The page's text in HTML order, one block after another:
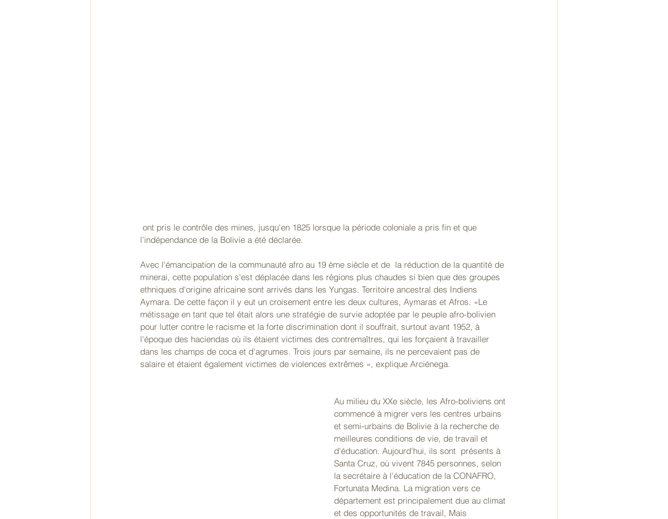
l’indépendance de la Bolivie a été déclarée.
Avec l'émancipation de la communauté afro au 19 ème siècle et de  la réduction de la quantité de
minerai, cette population s'est déplacée dans les régions plus chaudes si bien que des groupes
ethniques d'origine africaine sont arrivés dans les Yungas. Territoire ancestral des Indiens
Aymara. De cette façon il y eut un croisement entre les deux cultures, Aymaras et Afros. «Le
métissage en tant que tel était alors une stratégie de survie adoptée par le peuple afro-bolivien
pour lutter contre le racisme et la forte discrimination dont il souffrait, surtout avant 1952, à
l'époque des haciendas où ils étaient victimes des contremaîtres, qui les forçaient à travailler
dans les champs de coca et d'agrumes. Trois jours par semaine, ils ne percevaient pas de
salaire et étaient également victimes de violences extrêmes », explique Arciénega.
Au milieu du XXe siècle, les Afro-boliviens ont
commencé à migrer vers les centres urbains
et semi-urbains de Bolivie à la recherche de
meilleures conditions de vie, de travail et
d'éducation. Aujourd'hui, ils sont  présents à
Santa Cruz, où vivent 7845 personnes, selon
la secrétaire à l'éducation de la CONAFRO,
Fortunata Medina. La migration vers ce
département est principalement due au climat
et des opportunités de travail, Mais